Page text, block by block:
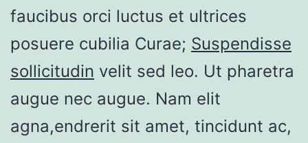
faucibus orci luctus et ultrices
posuere cubilia Curae; Suspendisse
sollicitudin velit sed leo. Ut pharetra
augue nec augue. Nam elit
agna,endrerit sit amet, tincidunt ac,